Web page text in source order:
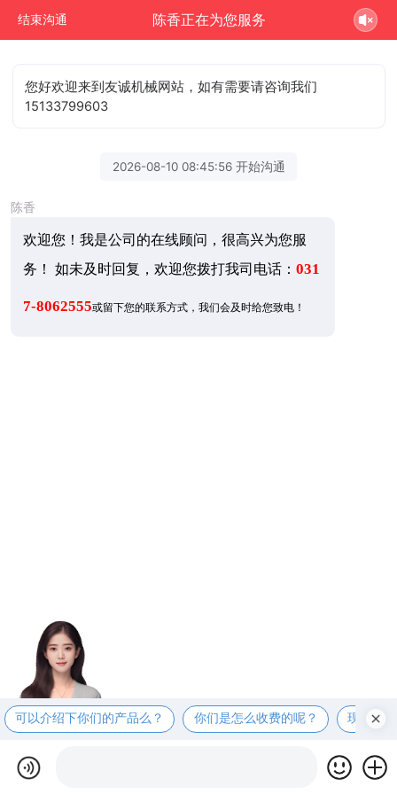
结束沟通 陈香正在为您服务
您好欢迎来到友诚机械网站，如有需要请咨询我们
15133799603
2026-08-10 08:45:56 开始沟通
陈香
欢迎您！我是公司的在线顾问，很高兴为您服
务！ 如未及时回复，欢迎您拨打我司电话： 031
7-8062555或留下您的联系方式，我们会及时给您致电！
可以介绍下你们的产品么？ 你们是怎么收费的呢？ 现在有